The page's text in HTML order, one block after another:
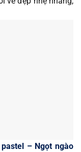
– Ngọt ngào